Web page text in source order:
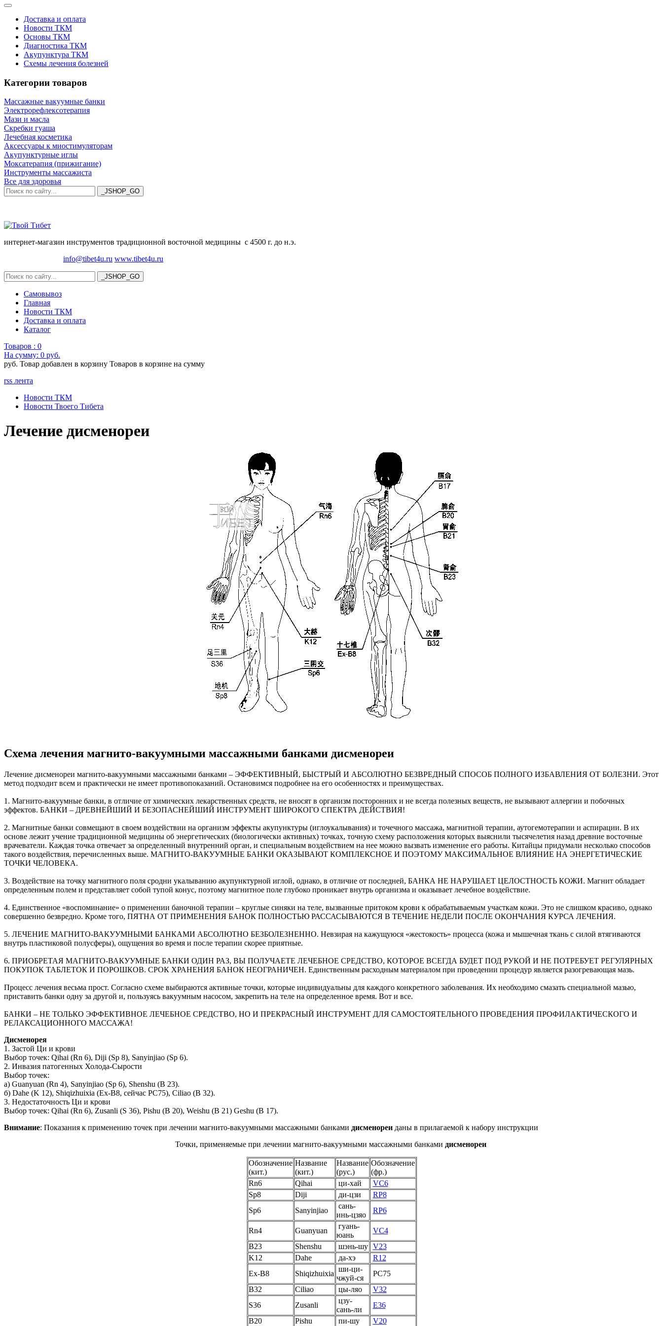
Доставка и оплата
Новости ТКМ
Основы ТКМ
Диагностика ТКМ
Акупунктура ТКМ
Схемы лечения болезней
Категории товаров
Массажные вакуумные банки
Электрорефлексотерапия
Мази и масла
Скребки гуаша
Лечебная косметика
Аксессуары к миостимуляторам
Акупунктурные иглы
Моксатерапия (прижигание)
Инструменты массажиста
Все для здоровья
интернет-магазин инструментов традиционной восточной медицины с 4500 г. до н.э.
info@tibet4u.ru www.tibet4u.ru
Самовывоз
Главная
Новости ТКМ
Доставка и оплата
Каталог
Товаров : 0
На сумму: 0 руб.
руб. Товар добавлен в корзину Товаров в корзине на сумму
rss лента
Новости ТКМ
Новости Твоего Тибета
Лечение дисменореи
Схема лечения магнито-вакуумными массажными банками дисменореи
Лечение дисменореи магнито-вакуумными массажными банками – ЭФФЕКТИВНЫЙ, БЫСТРЫЙ И АБСОЛЮТНО БЕЗВРЕДНЫЙ СПОСОБ ПОЛНОГО ИЗБАВЛЕНИЯ ОТ БОЛЕЗНИ. Этот
метод подходит всем и практически не имеет противопоказаний. Остановимся подробнее на его особенностях и преимуществах.
1. Магнито-вакуумные банки, в отличие от химических лекарственных средств, не вносят в организм посторонних и не всегда полезных веществ, не вызывают аллергии и побочных
эффектов. БАНКИ – ДРЕВНЕЙШИЙ И БЕЗОПАСНЕЙШИЙ ИНСТРУМЕНТ ШИРОКОГО СПЕКТРА ДЕЙСТВИЯ!
2. Магнитные банки совмещают в своем воздействии на организм эффекты акупунктуры (иглоукалывания) и точечного массажа, магнитной терапии, аутогемотерапии и аспирации. В их
основе лежит учение традиционной медицины об энергетических (биологически активных) точках, точную схему расположения которых выяснили тысячелетия назад древние восточные
врачеватели. Каждая точка отвечает за определенный внутренний орган, и специальным воздействием на нее можно вызвать изменение его работы. Китайцы придумали несколько способов
такого воздействия, перечисленных выше. МАГНИТО-ВАКУУМНЫЕ БАНКИ ОКАЗЫВАЮТ КОМПЛЕКСНОЕ И ПОЭТОМУ МАКСИМАЛЬНОЕ ВЛИЯНИЕ НА ЭНЕРГЕТИЧЕСКИЕ
ТОЧКИ ЧЕЛОВЕКА.
3. Воздействие на точку магнитного поля сродни укалыванию акупунктурной иглой, однако, в отличие от последней, БАНКА НЕ НАРУШАЕТ ЦЕЛОСТНОСТЬ КОЖИ. Магнит обладает
определенным полем и представляет собой тупой конус, поэтому магнитное поле глубоко проникает внутрь организма и оказывает лечебное воздействие.
4. Единственное «воспоминание» о применении баночной терапии – круглые синяки на теле, вызванные притоком крови к обрабатываемым участкам кожи. Это не слишком красиво, однако
совершенно безвредно. Кроме того, ПЯТНА ОТ ПРИМЕНЕНИЯ БАНОК ПОЛНОСТЬЮ РАССАСЫВАЮТСЯ В ТЕЧЕНИЕ НЕДЕЛИ ПОСЛЕ ОКОНЧАНИЯ КУРСА ЛЕЧЕНИЯ.
5. ЛЕЧЕНИЕ МАГНИТО-ВАКУУМНЫМИ БАНКАМИ АБСОЛЮТНО БЕЗБОЛЕЗНЕННО. Невзирая на кажущуюся «жестокость» процесса (кожа и мышечная ткань с силой втягиваются
внутрь пластиковой полусферы), ощущения во время и после терапии скорее приятные.
6. ПРИОБРЕТАЯ МАГНИТО-ВАКУУМНЫЕ БАНКИ ОДИН РАЗ, ВЫ ПОЛУЧАЕТЕ ЛЕЧЕБНОЕ СРЕДСТВО, КОТОРОЕ ВСЕГДА БУДЕТ ПОД РУКОЙ И НЕ ПОТРЕБУЕТ РЕГУЛЯРНЫХ
ПОКУПОК ТАБЛЕТОК И ПОРОШКОВ. СРОК ХРАНЕНИЯ БАНОК НЕОГРАНИЧЕН. Единственным расходным материалом при проведении процедур является разогревающая мазь.
Процесс лечения весьма прост. Согласно схеме выбираются активные точки, которые индивидуальны для каждого конкретного заболевания. Их необходимо смазать специальной мазью,
приставить банки одну за другой и, пользуясь вакуумным насосом, закрепить на теле на определенное время. Вот и все.
БАНКИ – НЕ ТОЛЬКО ЭФФЕКТИВНОЕ ЛЕЧЕБНОЕ СРЕДСТВО, НО И ПРЕКРАСНЫЙ ИНСТРУМЕНТ ДЛЯ САМОСТОЯТЕЛЬНОГО ПРОВЕДЕНИЯ ПРОФИЛАКТИЧЕСКОГО И
РЕЛАКСАЦИОННОГО МАССАЖА!
Дисменорея
1. Застой Ци и крови
Выбор точек: Qihai (Rn 6), Diji (Sp 8), Sanyinjiao (Sp 6).
2. Инвазия патогенных Холода-Сырости
Выбор точек:
а) Guanyuan (Rn 4), Sanyinjiao (Sp 6), Shenshu (B 23).
б) Dahe (K 12), Shiqizhuixia (Ex-B8, cейчас PC75), Ciliao (B 32).
3. Недостаточность Ци и крови
Выбор точек: Qihai (Rn 6), Zusanli (S 36), Pishu (B 20), Weishu (B 21) Geshu (B 17).
Внимание: Показания к применению точек при лечении магнито-вакуумными массажными банками дисменореи даны в прилагаемой к набору инструкции
Точки, применяемые при лечении магнито-вакуумными массажными банками дисменореи
Обозначение
(кит.)
Название
(кит.)
Название
(рус.)
Обозначение
(фр.)
Rn6
Qihai ци-хай
VC6
Sp8
Diji ди-цзи
RP8
Sp6
Sanyinjiao
сань-
инь-цзяо
RP6
Rn4 Guanyuan
гуань-
юань
VC4
B23
Shenshu шэнь-шу
V23
K12
Dahe да-хэ
R12
Ex-B8
Shiqizhuixia
ши-ци-
чжуй-ся
PC75
B32
Ciliao цы-ляо
V32
S36
Zusanli
цзу-
сань-ли
E36
B20
Pishu пи-шу V20